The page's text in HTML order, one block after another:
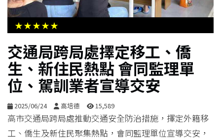
活
合
影
音
購
★★★★★
交通局跨局處擇定移工、僑
生、新住民熱點 會同監理單
位、駕訓業者宣導交安
2025/06/24 高培德 15,589
高市交通局跨局處推動交通安全防治措施，擇定外籍移
工、僑生及新住民聚集熱點，會同監理單位宣導交安，